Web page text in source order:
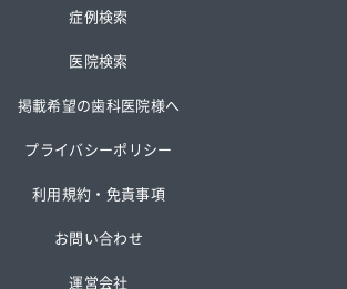
症例検索
医院検索
掲載希望の歯科医院様へ
プライバシーポリシー
利用規約・免責事項
お問い合わせ
運営会社